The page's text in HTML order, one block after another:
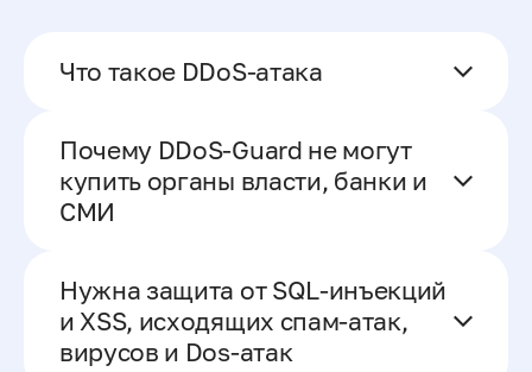
Что такое DDoS-атака
Почему DDoS-Guard не могут
купить органы власти, банки и
СМИ
Нужна защита от SQL-инъекций
и XSS, исходящих спам-атак,
вирусов и Dos-атак